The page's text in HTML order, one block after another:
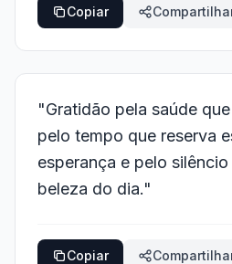
Copiar
"Gratidão pela saúde
pelo tempo que reserva
esperança e pelo
beleza do dia."
Copiar